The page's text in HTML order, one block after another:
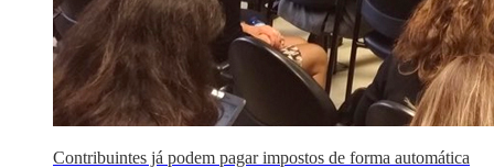
Contribuintes já podem pagar impostos de forma automática